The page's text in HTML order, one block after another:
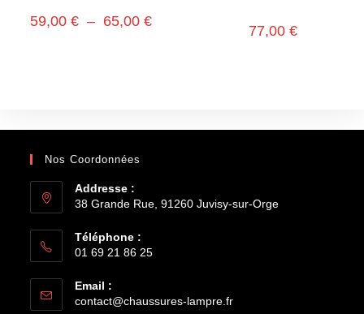
59,00 € – 65,00 €
77,00 €
Nos Coordonnées
Addresse :
38 Grande Rue, 91260 Juvisy-sur-Orge
Téléphone :
01 69 21 86 25
Email :
contact@chaussures-lampre.fr